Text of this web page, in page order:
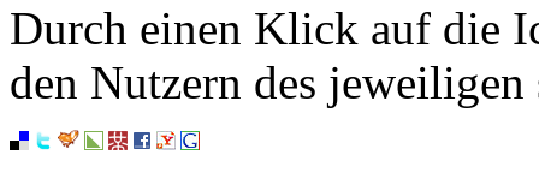
Durch einen Klick auf die
den Nutzern des